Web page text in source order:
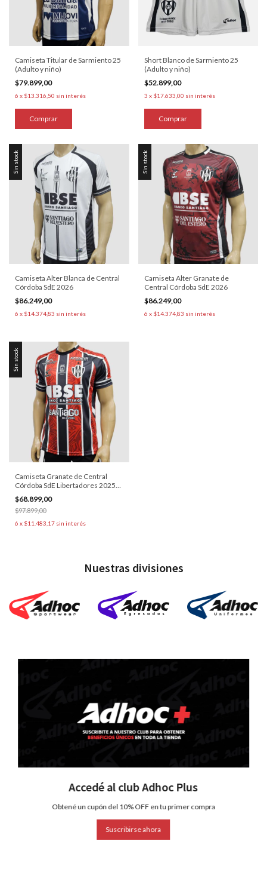
Camiseta Titular de Sarmiento 25
(Adulto y niño)
$79.899,00
6 x $13.316,50 sin interés
Comprar
Short Blanco de Sarmiento 25
(Adulto y niño)
$52.899,00
3 x $17.633,00 sin interés
Comprar
Sin stock
Camiseta Alter Blanca de Central
Córdoba SdE 2026
$86.249,00
6 x $14.374,83 sin interés
Sin stock
Camiseta Alter Granate de
Central Córdoba SdE 2026
$86.249,00
6 x $14.374,83 sin interés
Sin stock
Camiseta Granate de Central
Córdoba SdE Libertadores 2025
(Adulto y niño)
$68.899,00
$97.899,00
6 x $11.483,17 sin interés
Nuestras divisiones
Accedé al club Adhoc Plus
Obtené un cupón del 10% OFF en tu primer compra
Suscribirse ahora